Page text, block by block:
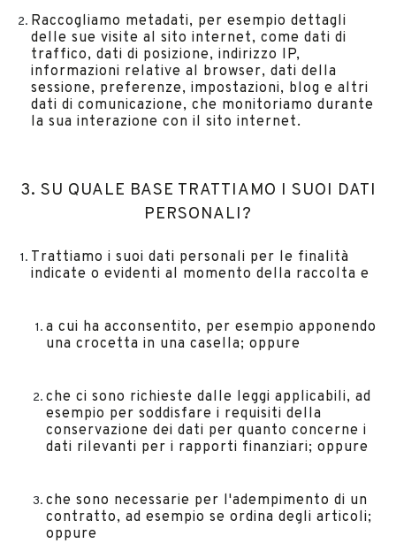
Raccogliamo metadati, per esempio dettagli
delle sue visite al sito internet, come dati di
traffico, dati di posizione, indirizzo IP,
informazioni relative al browser, dati della
sessione, preferenze, impostazioni, blog e altri
dati di comunicazione, che monitoriamo durante
la sua interazione con il sito internet.
3. SU QUALE BASE TRATTIAMO I SUOI DATI
PERSONALI?
Trattiamo i suoi dati personali per le finalità
indicate o evidenti al momento della raccolta e
a cui ha acconsentito, per esempio apponendo
una crocetta in una casella; oppure
che ci sono richieste dalle leggi applicabili, ad
esempio per soddisfare i requisiti della
conservazione dei dati per quanto concerne i
dati rilevanti per i rapporti finanziari; oppure
che sono necessarie per l'adempimento di un
contratto, ad esempio se ordina degli articoli;
oppure